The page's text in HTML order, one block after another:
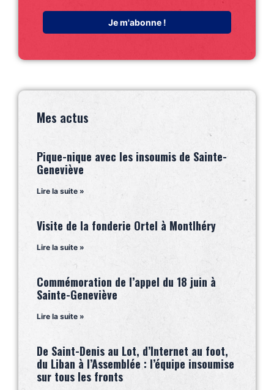
Mes actus
Pique-nique avec les insoumis de Sainte-
Geneviève
Lire la suite »
Visite de la fonderie Ortel à Montlhéry
Lire la suite »
Commémoration de l’appel du 18 juin à
Sainte-Geneviève
Lire la suite »
De Saint-Denis au Lot, d’Internet au foot,
du Liban à l’Assemblée : l’équipe insoumise
sur tous les fronts